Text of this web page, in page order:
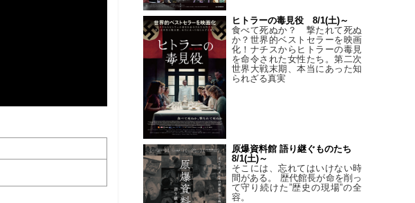
ヒトラーの毒見役 8/1(土)～
食べて死ぬか？ 撃たれて死ぬ
か？世界的ベストセラーを映画
化！ナチスからヒトラーの毒見
を命令された女性たち。第二次
世界大戦末期、本当にあった知
られざる真実
原爆資料館 語り継ぐものたち
8/1(土)～
そこには、忘れてはいけない時
間がある。 歴代館長が命を削っ
て守り続けた”歴史の現場”の全
容。